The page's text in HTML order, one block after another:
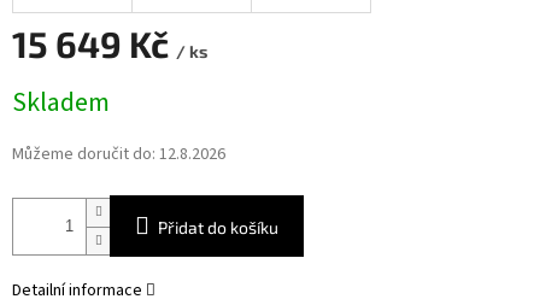
15 649 Kč / ks
cena:
Skladem
Můžeme doručit do: 12.8.2026
Přidat do košíku
Detailní informace